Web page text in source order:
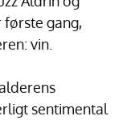
første gang,
vin.
sentimental